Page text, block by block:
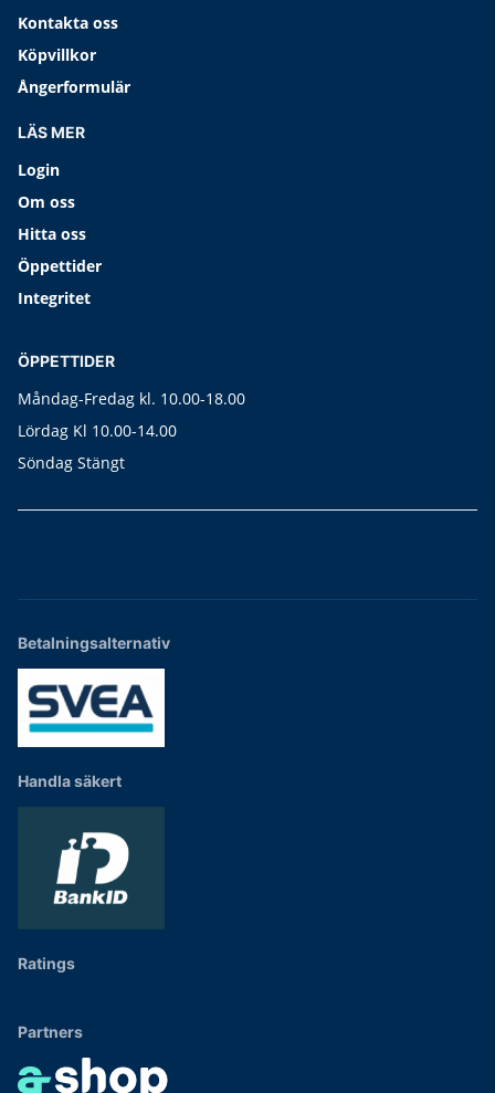
Kontakta oss
Köpvillkor
Ångerformulär
LÄS MER
Login
Om oss
Hitta oss
Öppettider
Integritet
ÖPPETTIDER
Måndag-Fredag kl. 10.00-18.00
Lördag Kl 10.00-14.00
Söndag Stängt
Betalningsalternativ
Handla säkert
Ratings
Partners